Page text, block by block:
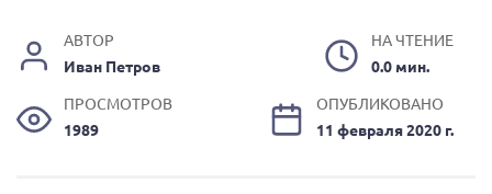
АВТОР
Иван Петров
НА ЧТЕНИЕ
0.0 мин.
ПРОСМОТРОВ
1989
ОПУБЛИКОВАНО
11 февраля 2020 г.